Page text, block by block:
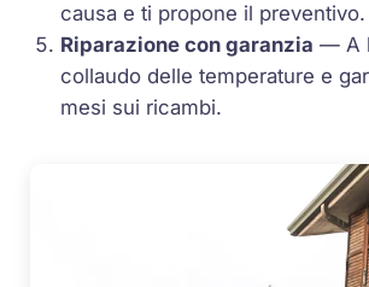
causa e ti propone il preventivo.
Riparazione con garanzia — A
collaudo delle temperature e
mesi sui ricambi.